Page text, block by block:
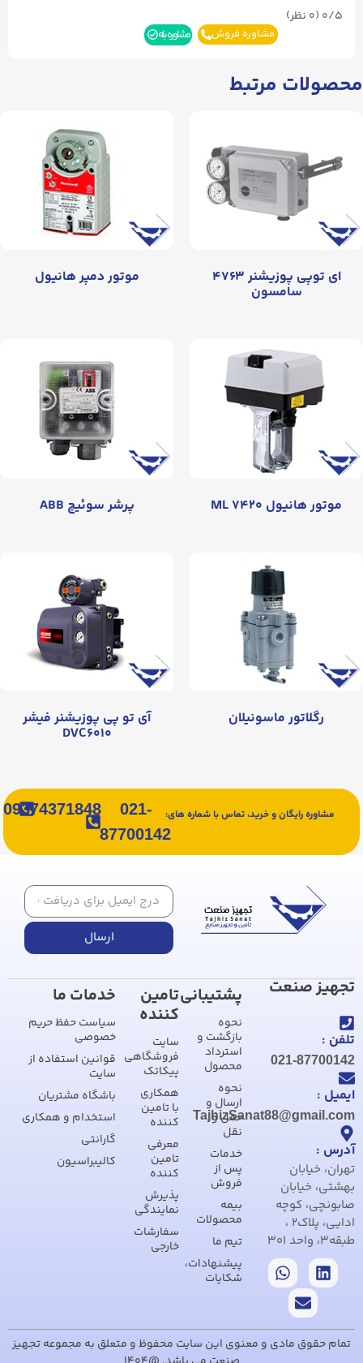
0/5 (۰ نظر)
مشاوره فروش مشاوره بله
محصولات مرتبط
ای توپی پوزیشنر ۴۷۶۳
سامسون
موتور دمپر هانیول
موتور هانیول ML ۷۴۲۰ پرشر سوئیچ ABB
رگلاتور ماسونیلان آی تو پی پوزیشنر فیشر
DVC۶۰۱۰
مشاوره رایگان و خرید، تماس با شماره های:
021-
87700142
09374371848
ارسال
تجهیز صنعت
تلفن :
021-87700142
ایمیل :
TajhizSanat88@gmail.com
آدرس :
تهران، خیابان
بهشتی، خیابان
صابونچی، کوچه
ادایی، پلاک2 ،
طبقه3، واحد 301
پشتیبانی
نحوه
بازگشت و
استرداد
محصول
نحوه
ارسال و
حمل و
نقل
خدمات
پس از
فروش
بیمه
محصولات
تیم ما
پیشنهادات،
شکایات
تامین
کننده
سایت
فروشگاهی
پیکاتک
همکاری
با تامین
کننده
معرفی
تامین
کننده
پذیرش
نمایندگی
سفارشات
خارجی
خدمات ما
سیاست حفظ حریم
خصوصی
قوانین استفاده از
سایت
باشگاه مشتریان
استخدام و همکاری
گارانتی
کالیبراسیون
تمام حقوق مادی و معنوی این سایت محفوظ و متعلق به مجموعه تجهیز